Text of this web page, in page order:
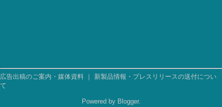
広告出稿のご案内・媒体資料 ｜ 新製品情報・プレスリリースの送付につい
て
Powered by Blogger.